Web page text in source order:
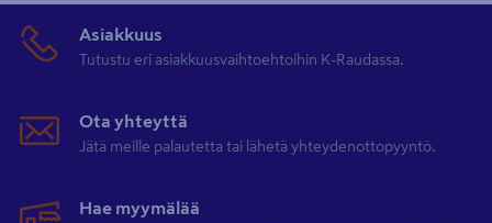
Asiakkuus
Tutustu eri asiakkuusvaihtoehtoihin K-Raudassa.
Ota yhteyttä
Jätä meille palautetta tai lähetä yhteydenottopyyntö.
Hae myymälää